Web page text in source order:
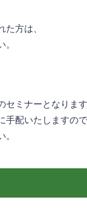
方は、
セミナーとなりま
手配いたしますの